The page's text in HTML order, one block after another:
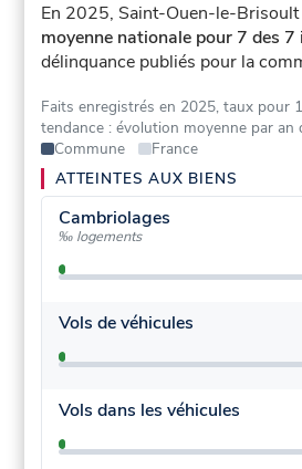
En 2025, Saint-Ouen-le-
moyenne nationale pour 7 des
délinquance publiés pour la
Faits enregistrés en 2025, taux pour
tendance : évolution moyenne par an
Commune
France
ATTEINTES AUX BIENS
Cambriolages
‰ logements
Vols de véhicules
Vols dans les véhicules